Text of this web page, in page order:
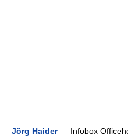
Jörg Haider— Infobox